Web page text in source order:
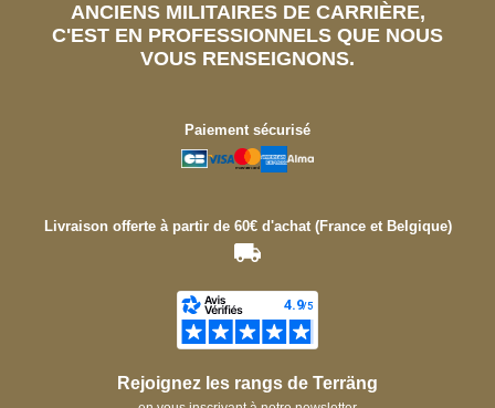
ANCIENS MILITAIRES DE CARRIÈRE,
C'EST EN PROFESSIONNELS QUE NOUS
VOUS RENSEIGNONS.
Paiement sécurisé
Livraison offerte à partir de 60€ d'achat (France et Belgique)
Rejoignez les rangs de Terräng